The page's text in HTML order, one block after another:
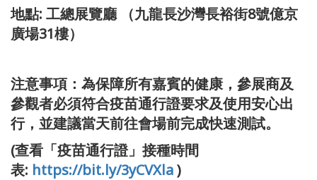
地點: 工總展覽廳 （九龍長沙灣長裕街8號億京
廣場31樓）
注意事項：為保障所有嘉賓的健康，參展商及
參觀者必須符合疫苗通行證要求及使用安心出
行，並建議當天前往會場前完成快速測試。
(查看「疫苗通行證」接種時間
表: https://bit.ly/3yCVXla)